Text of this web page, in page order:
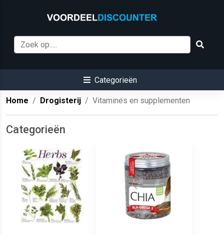
Categorieën
Home Drogisterij Vitamines en supplementen
Categorieën